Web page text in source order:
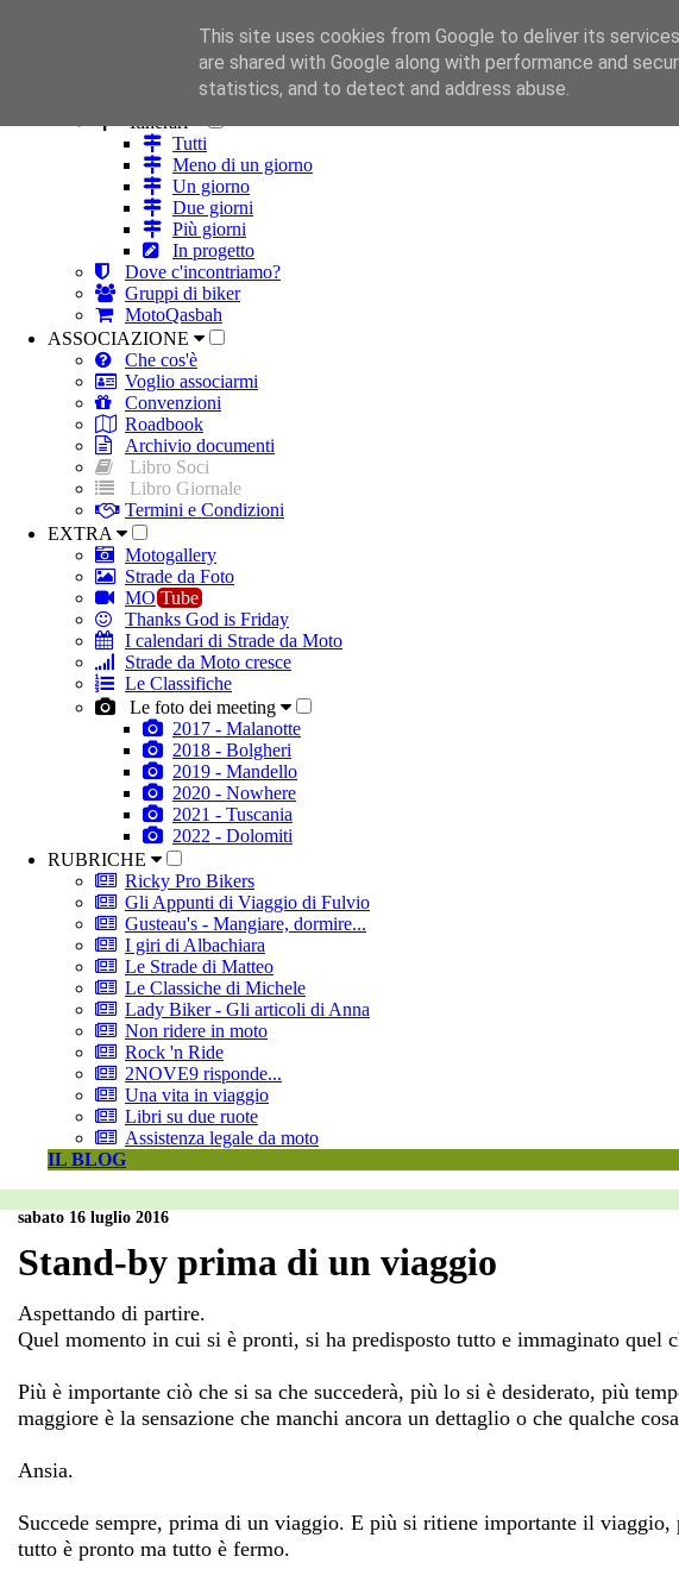
Itinerari
Tutti
Meno di un giorno
Un giorno
Due giorni
Più giorni
In progetto
Dove c'incontriamo?
Gruppi di biker
MotoQasbah
ASSOCIAZIONE
Che cos'è
Voglio associarmi
Convenzioni
Roadbook
Archivio documenti
Libro Soci
Libro Giornale
Termini e Condizioni
EXTRA
Motogallery
Strade da Foto
MO Tube
Thanks God is Friday
I calendari di Strade da Moto
Strade da Moto cresce
Le Classifiche
Le foto dei meeting
2017 - Malanotte
2018 - Bolgheri
2019 - Mandello
2020 - Nowhere
2021 - Tuscania
2022 - Dolomiti
RUBRICHE
Ricky Pro Bikers
Gli Appunti di Viaggio di Fulvio
Gusteau's - Mangiare, dormire...
I giri di Albachiara
Le Strade di Matteo
Le Classiche di Michele
Lady Biker - Gli articoli di Anna
Non ridere in moto
Rock 'n Ride
2NOVE9 risponde...
Una vita in viaggio
Libri su due ruote
Assistenza legale da moto
IL BLOG
sabato 16 luglio 2016
Stand-by prima di un viaggio
Aspettando di partire.
Quel momento in cui si è pronti, si ha predisposto tutto e immaginato quel
Più è importante ciò che si sa che succederà, più lo si è desiderato, più
maggiore è la sensazione che manchi ancora un dettaglio o che qualche
Ansia.
Succede sempre, prima di un viaggio. E più si ritiene importante il
tutto è pronto ma tutto è fermo.
This site uses cookies from Google to deliver its
are shared with Google along with performance and
statistics, and to detect and address abuse.